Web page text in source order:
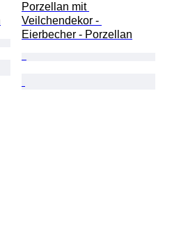
Porzellan mit
Veilchendekor -
Eierbecher - Porzellan